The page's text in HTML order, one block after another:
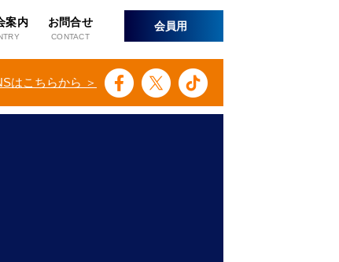
案内 お問合せ
CONTACT
会員用
はこちらから ＞